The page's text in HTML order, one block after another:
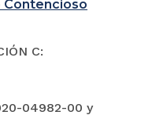
Contencioso
C:
04982-00 y